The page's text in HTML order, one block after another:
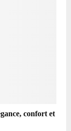
confort et